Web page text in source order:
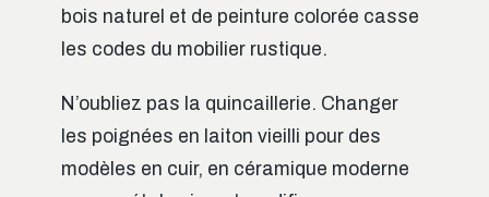
bois naturel et de peinture colorée casse
les codes du mobilier rustique.
N’oubliez pas la quincaillerie. Changer
les poignées en laiton vieilli pour des
modèles en cuir, en céramique moderne